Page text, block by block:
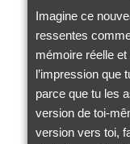
Imagine ce
ressentes
mémoire réelle
l’impression que
parce que tu les
version de toi-
version vers toi,